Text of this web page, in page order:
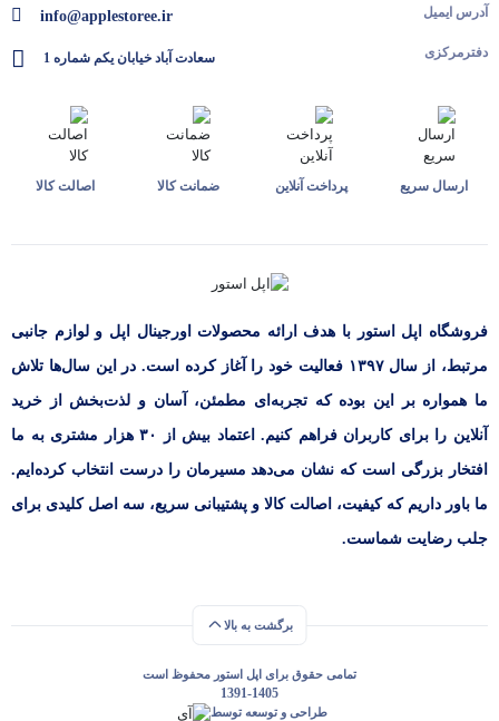
آدرس ایمیل
دفترمرکزی
info@applestoree.ir
سعادت آباد خیابان یکم شماره 1
ارسال سریع پرداخت آنلاین ضمانت کالا اصالت کالا
فروشگاه اپل استور با هدف ارائه‌ محصولات اورجینال اپل و لوازم جانبی
مرتبط، از سال ۱۳۹۷ فعالیت خود را آغاز کرده است. در این سال‌ها تلاش
ما همواره بر این بوده که تجربه‌ای مطمئن، آسان و لذت‌بخش از خرید
آنلاین را برای کاربران فراهم کنیم. اعتماد بیش از ۳۰ هزار مشتری به ما
افتخار بزرگی است که نشان می‌دهد مسیرمان را درست انتخاب کرده‌ایم.
ما باور داریم که کیفیت، اصالت کالا و پشتیبانی سریع، سه اصل کلیدی برای
جلب رضایت شماست.
برگشت به بالا
تمامی حقوق برای اپل استور محفوظ است
1391-1405
طراحی و توسعه توسط